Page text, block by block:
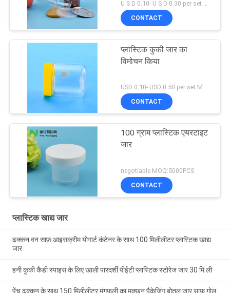
U S D 0.10- U S D 0.30 per set MOQ:5000 सेट
CONTACT
प्लास्टिक कुकी जार का
विमोचन किया
USD 0.10- USD 0.50 per set MOQ:10000SET
CONTACT
100 ग्राम प्लास्टिक एयरटाइट
जार
negotiable MOQ:5000PCS
CONTACT
प्लास्टिक खाद्य जार
ढक्कन वन साफ़ आइसक्रीम योगार्ट कंटेनर के साथ 100 मिलीलीटर प्लास्टिक खाद्य
जार
हनी कुकी कैंडी स्पाइस के लिए खाली पारदर्शी पीईटी प्लास्टिक स्टोरेज जार 30 मि.ली
पेंच ढक्कन के साथ 150 मिलीलीटर मूंगफली का मक्खन पैकेजिंग बोतल जार साफ़ गोल